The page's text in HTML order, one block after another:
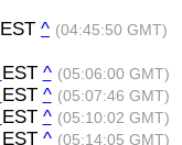
EST ^ (04:45:50 GMT)
EST ^ (05:06:00 GMT)
EST ^ (05:07:46 GMT)
EST ^ (05:10:02 GMT)
EST ^ (05:14:05 GMT)